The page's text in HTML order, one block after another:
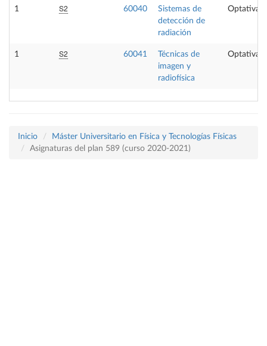
1 S2 60040
Sistemas de
detección de
radiación
Optativa
1 S2 60041
Técnicas de
imagen y
radiofísica
Optativa
Inicio
Máster Universitario en Física y Tecnologías Físicas
Asignaturas del plan 589 (curso 2020-2021)